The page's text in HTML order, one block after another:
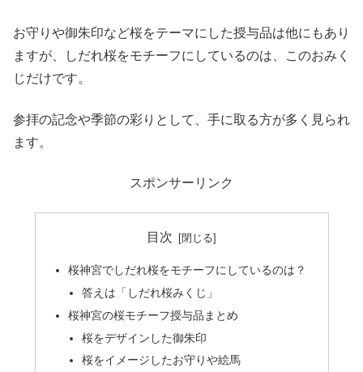
お守りや御朱印など桜をテーマにした授与品は他にもあり
ますが、しだれ桜をモチーフにしているのは、このおみく
じだけです。
参拝の記念や季節の彩りとして、手に取る方が多く見られ
ます。
スポンサーリンク
目次
桜神宮でしだれ桜をモチーフにしているのは？
答えは「しだれ桜みくじ」
桜神宮の桜モチーフ授与品まとめ
桜をデザインした御朱印
桜をイメージしたお守りや絵馬